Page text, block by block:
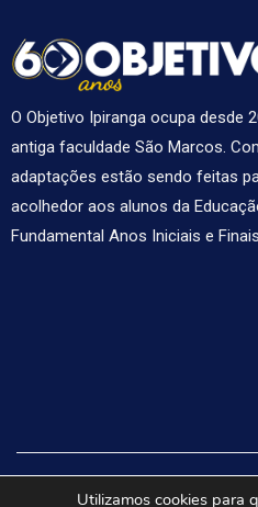
O Objetivo Ipiranga ocupa desde
antiga faculdade São Marcos.
adaptações estão sendo feitas
acolhedor aos alunos da
Fundamental Anos Iniciais e
Utilizamos cookies para